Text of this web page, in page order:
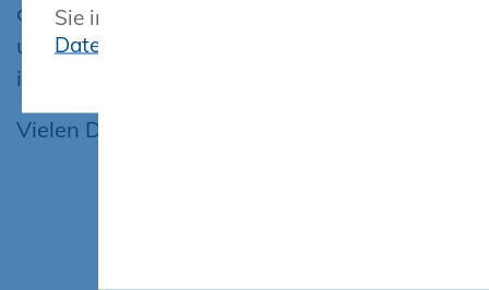
Sie in unserer Erklärung zum
Datenschutz
dass der Kontakt und das Netzwerken
untereinander ein riesen Mehrwert war und
ist.
Vielen Dank an alle Beteiligten!